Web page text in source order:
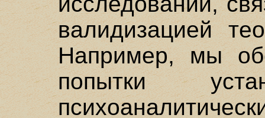
валидизацией
Например, мы
попытки